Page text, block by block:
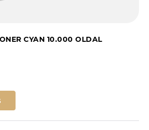
CYAN 10.000 OLDAL